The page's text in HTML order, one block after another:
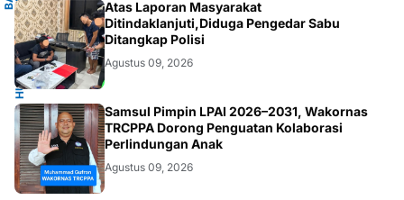
HUKUM/KRIMINAL
Atas Laporan Masyarakat
Ditindaklanjuti,Diduga Pengedar Sabu
Ditangkap Polisi
Agustus 09, 2026
JAKARTA
Samsul Pimpin LPAI 2026–2031, Wakornas
TRCPPA Dorong Penguatan Kolaborasi
Perlindungan Anak
Agustus 09, 2026